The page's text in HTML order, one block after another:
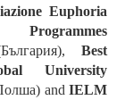
Euphoria
Best
University
and IELM